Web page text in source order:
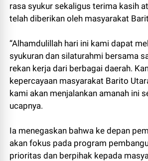
rasa syukur sekaligus terima kasih
telah diberikan oleh masyarakat
“Alhamdulillah hari ini kami dapat
syukuran dan silaturahmi bersama
rekan kerja dari berbagai daerah.
kepercayaan masyarakat Barito
kami akan menjalankan amanah ini
ucapnya.
Ia menegaskan bahwa ke depan
akan fokus pada program
prioritas dan berpihak kepada